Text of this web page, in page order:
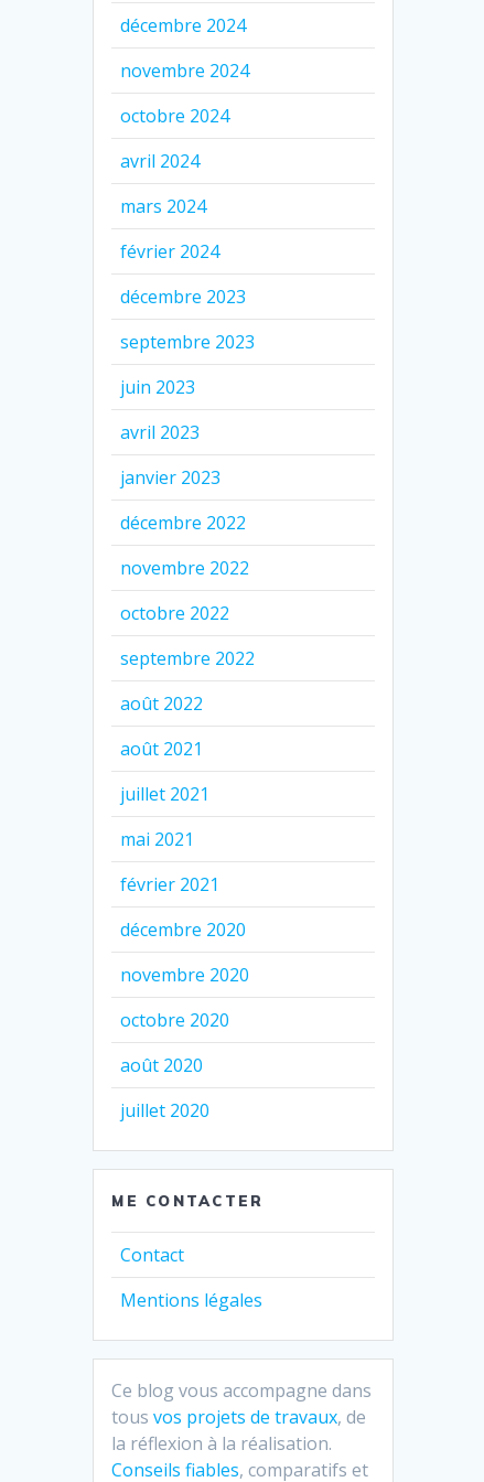
décembre 2024
novembre 2024
octobre 2024
avril 2024
mars 2024
février 2024
décembre 2023
septembre 2023
juin 2023
avril 2023
janvier 2023
décembre 2022
novembre 2022
octobre 2022
septembre 2022
août 2022
août 2021
juillet 2021
mai 2021
février 2021
décembre 2020
novembre 2020
octobre 2020
août 2020
juillet 2020
ME CONTACTER
Contact
Mentions légales
Ce blog vous accompagne dans
tousvos projets de travaux, de
la réflexion à la réalisation.
Conseils fiables, comparatifs et